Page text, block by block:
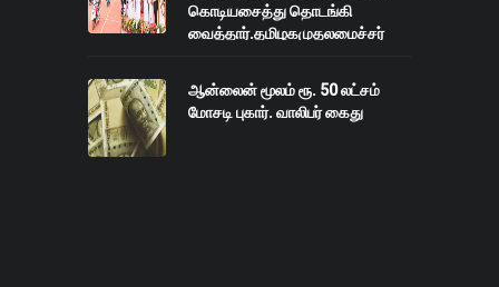
கொடியசைத்து தொடங்கி
வைத்தார்.தமிழகமுதலமைச்சர்
ஆன்லைன் மூலம் ரூ. 50 லட்சம்
மோசடி புகார். வாலிபர் கைது